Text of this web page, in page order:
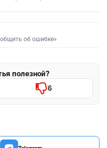
об ошибке»
полезной?
6